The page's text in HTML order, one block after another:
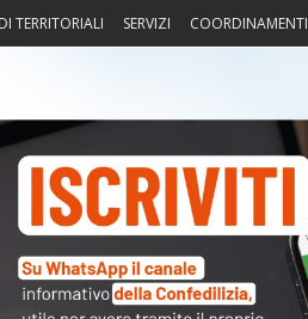
TERRITORIALI SERVIZI COORDINAMENTI
Fisco Portierato